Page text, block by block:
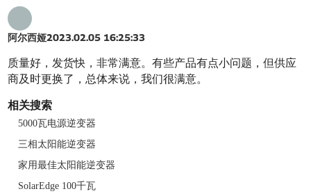
阿尔西娅2023.02.05 16:25:33
质量好，发货快，非常满意。有些产品有点小问题，但供应
商及时更换了，总体来说，我们很满意。
相关搜索
5000瓦电源逆变器
三相太阳能逆变器
家用最佳太阳能逆变器
SolarEdge 100千瓦